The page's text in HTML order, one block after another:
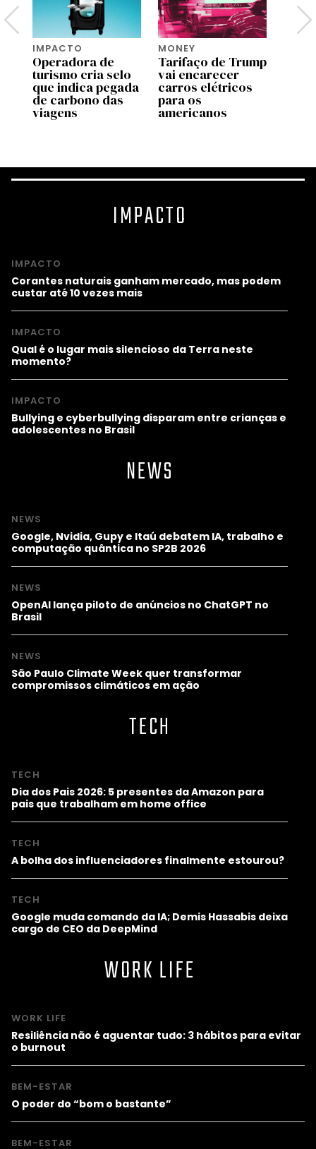
IMPACTO
Operadora de
turismo cria selo
que indica pegada
de carbono das
viagens
MONEY
Tarifaço de Trump
vai encarecer
carros elétricos
para os
americanos
IMPACTO
IMPACTO
Corantes naturais ganham mercado, mas podem
custar até 10 vezes mais
IMPACTO
Qual é o lugar mais silencioso da Terra neste
momento?
IMPACTO
Bullying e cyberbullying disparam entre crianças e
adolescentes no Brasil
NEWS
NEWS
Google, Nvidia, Gupy e Itaú debatem IA, trabalho e
computação quântica no SP2B 2026
NEWS
OpenAI lança piloto de anúncios no ChatGPT no
Brasil
NEWS
São Paulo Climate Week quer transformar
compromissos climáticos em ação
TECH
TECH
Dia dos Pais 2026: 5 presentes da Amazon para
pais que trabalham em home office
TECH
A bolha dos influenciadores finalmente estourou?
TECH
Google muda comando da IA; Demis Hassabis deixa
cargo de CEO da DeepMind
WORK LIFE
WORK LIFE
Resiliência não é aguentar tudo: 3 hábitos para evitar
o burnout
BEM-ESTAR
O poder do “bom o bastante”
BEM-ESTAR